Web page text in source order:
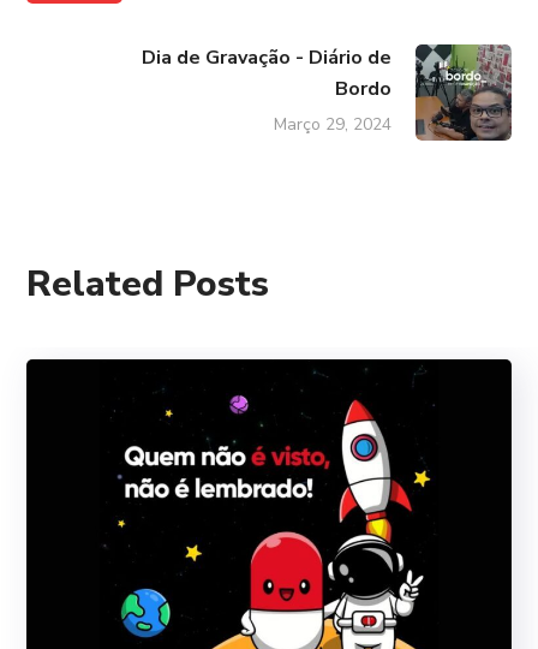
Dia de Gravação - Diário de
Bordo
Março 29, 2024
Related Posts